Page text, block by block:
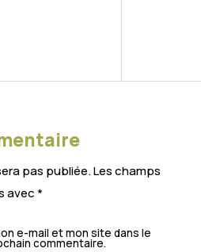
pas publiée.Les champs
avec*
e-mail et mon site dans le
commentaire.